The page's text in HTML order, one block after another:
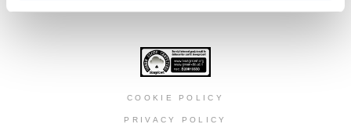
COOKIE POLICY
PRIVACY POLICY